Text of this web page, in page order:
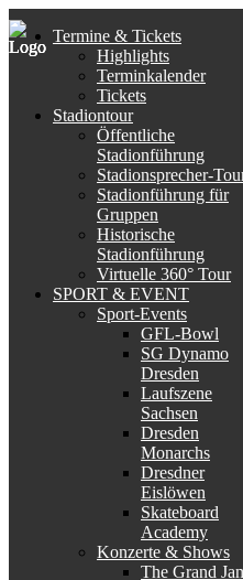
Termine & Tickets
Highlights
Terminkalender
Tickets
Stadiontour
Öffentliche
Stadionführung
Stadionsprecher-
Stadionführung für
Gruppen
Historische
Stadionführung
Virtuelle 360° Tour
SPORT & EVENT
Sport-Events
GFL-Bowl
SG Dynamo
Dresden
Laufszene
Sachsen
Dresden
Monarchs
Dresdner
Eislöwen
Skateboard
Academy
Konzerte & Shows
The Grand